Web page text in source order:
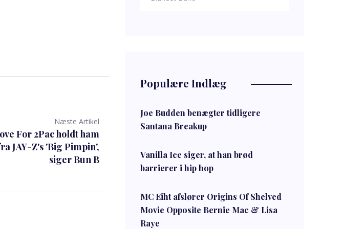
Næste Artikel
For 2Pac holdt ham
JAY-Z's 'Big Pimpin',
siger Bun B
Populære Indlæg
Joe Budden benægter tidligere
Santana Breakup
Vanilla Ice siger, at han brød
barrierer i hip hop
MC Eiht afslører Origins Of Shelved
Movie Opposite Bernie Mac & Lisa
Raye